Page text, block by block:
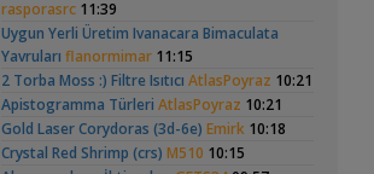
Merhaba Bütçem Max 1200 Civarı Sessiz
Çift Çıkışlı berat76,19:41
Akvaryum ve Tür Tavsiyesi
Balkondaki Pondum Çok Isınıyor.İnci
Kefali,19:19
Bitki Akvaryumları Genel
37 Litrelik Siyah Neon Tetra
Ramshorn Hakkında
Her Şey
Küçük Bir Su
Birikintisi :)
rasporasrc 11:39
Uygun Yerli Üretim Ivanacara Bimaculata
Yavruları flanormimar 11:15
2 Torba Moss :) Filtre Isıtıcı AtlasPoyraz 10:21
Apistogramma Türleri AtlasPoyraz 10:21
Gold Laser Corydoras (3d-6e) Emirk 10:18
Crystal Red Shrimp (crs) M510 10:15